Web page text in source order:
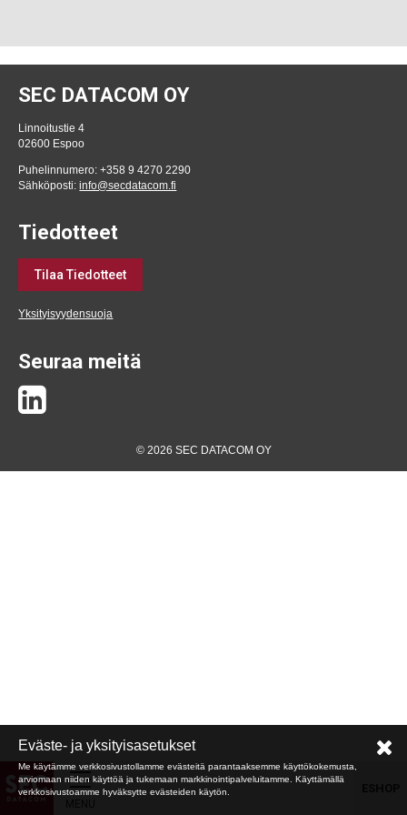
SEC DATACOM OY
Linnoitustie 4
02600 Espoo
Puhelinnumero: +358 9 4270 2290
Sähköposti:info@secdatacom.fi
Tiedotteet
Tilaa Tiedotteet
Yksityisyydensuoja
Seuraa meitä
© 2026 SEC DATACOM OY
Eväste- ja yksityisasetukset
Me käytämme verkkosivustollamme evästeitä parantaaksemme käyttökokemusta,
arviomaan niiden käyttöä ja tukemaan markkinointipalveluitamme. Käyttämällä
verkkosivustoamme hyväksytte evästeiden käytön.